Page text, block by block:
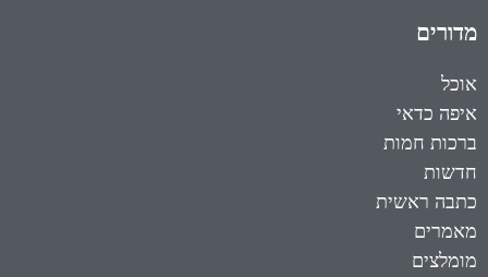
מדורים
אוכל
איפה כדאי
ברכות חמות
חדשות
כתבה ראשית
מאמרים
מומלצים